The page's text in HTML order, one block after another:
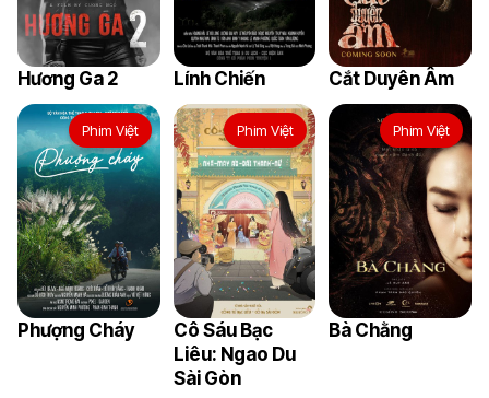
Hương Ga 2 Lính Chiến Cắt Duyên Âm
Phim Việt
Phượng Cháy
Phim Việt
Cô Sáu Bạc
Liêu: Ngao Du
Sài Gòn
Phim Việt
Bà Chằng